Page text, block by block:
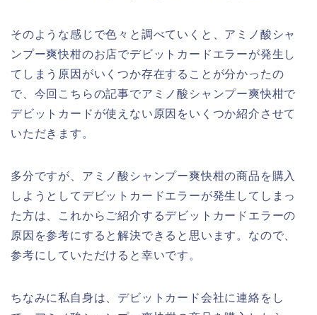
そのような感じで色々と調べていくと、アミノ酸シャ
ンプー爽快柑のお店でデビットカードエラーが発生し
てしまう原因がいくつか存在することが分かったの
で、今回こちらの記事でアミノ酸シャンプー爽快柑で
デビットカードが使えない原因をいくつか紹介させて
いただきます。
多分ですが、アミノ酸シャンプー爽快柑の商品を購入
しようとしてデビットカードエラーが発生してしまっ
た方は、これからご紹介するデビットカードエラーの
原因を参考にすると解決できると思います。なので、
参考にしていただけると幸いです。
ちなみに私自身は、デビットカード会社に連絡をし